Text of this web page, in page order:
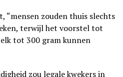
“mensen zouden thuis slechts
terwijl het voorstel tot
tot 300 gram kunnen
zou legale kwekers in